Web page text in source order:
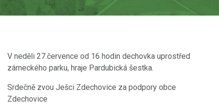
V neděli 27.července od 16 hodin dechovka uprostřed
zámeckého parku, hraje Pardubická šestka.
Srdečně zvou Ješci Zdechovice za podpory obce
Zdechovice